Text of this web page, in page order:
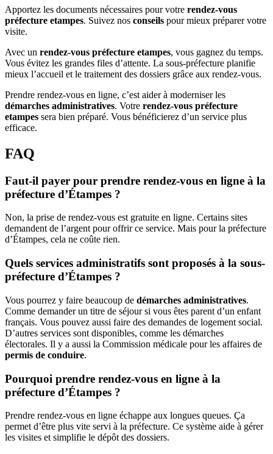
Apportez les documents nécessaires pour votre rendez-vous
préfecture etampes. Suivez nos conseils pour mieux préparer votre
visite.
Avec un rendez-vous préfecture etampes, vous gagnez du temps.
Vous évitez les grandes files d’attente. La sous-préfecture planifie
mieux l’accueil et le traitement des dossiers grâce aux rendez-vous.
Prendre rendez-vous en ligne, c’est aider à moderniser les
démarches administratives. Votre rendez-vous préfecture
etampes sera bien préparé. Vous bénéficierez d’un service plus
efficace.
FAQ
Faut-il payer pour prendre rendez-vous en ligne à la
préfecture d’Étampes ?
Non, la prise de rendez-vous est gratuite en ligne. Certains sites
demandent de l’argent pour offrir ce service. Mais pour la préfecture
d’Étampes, cela ne coûte rien.
Quels services administratifs sont proposés à la sous-
préfecture d’Étampes ?
Vous pourrez y faire beaucoup de démarches administratives.
Comme demander un titre de séjour si vous êtes parent d’un enfant
français. Vous pouvez aussi faire des demandes de logement social.
D’autres services sont disponibles, comme les démarches
électorales. Il y a aussi la Commission médicale pour les affaires de
permis de conduire.
Pourquoi prendre rendez-vous en ligne à la
préfecture d’Étampes ?
Prendre rendez-vous en ligne échappe aux longues queues. Ça
permet d’être plus vite servi à la préfecture. Ce système aide à gérer
les visites et simplifie le dépôt des dossiers.